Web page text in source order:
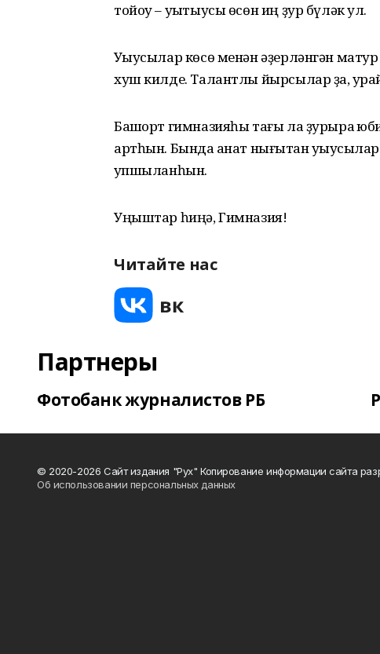
тойоу – уҡытыусы өсөн иң ҙур бүләк ул.
Уҡыусылар көсө менән әҙерләнгән
хуш килде. Талантлы йырсылар ҙа,
Башҡорт гимназияһы тағы ла ҙурыраҡ
артһын. Бында ҡанат нығытҡан
ҡупшыланһын.
Уңыштар һиңә, Гимназия!
Читайте нас
Партнеры
Фотобанк журналистов РБ
© 2020-2026 Сайт издания "Рух" Копирование информации сайта
Об использовании персональных данных